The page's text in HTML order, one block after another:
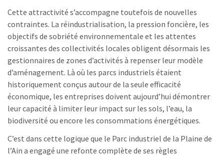
Cette attractivité s’accompagne toutefois de nouvelles
contraintes. La réindustrialisation, la pression foncière, les
objectifs de sobriété environnementale et les attentes
croissantes des collectivités locales obligent désormais les
gestionnaires de zones d’activités à repenser leur modèle
d’aménagement. Là où les parcs industriels étaient
historiquement conçus autour de la seule efficacité
économique, les entreprises doivent aujourd’hui démontrer
leur capacité à limiter leur impact sur les sols, l’eau, la
biodiversité ou encore les consommations énergétiques.
C’est dans cette logique que le Parc industriel de la Plaine de
l’Ain a engagé une refonte complète de ses règles